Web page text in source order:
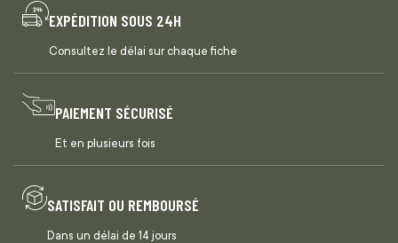
EXPÉDITION SOUS 24H
Consultez le délai sur chaque fiche
PAIEMENT SÉCURISÉ
Et en plusieurs fois
SATISFAIT OU REMBOURSÉ
Dans un délai de 14 jours